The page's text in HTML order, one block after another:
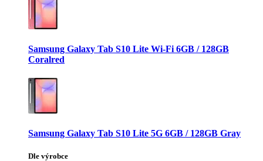
Samsung Galaxy Tab S10 Lite Wi-Fi 6GB / 128GB
Coralred
Samsung Galaxy Tab S10 Lite 5G 6GB / 128GB Gray
Dle výrobce